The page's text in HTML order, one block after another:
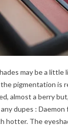
may be a little
pigmentation is
almost a berry
any dupes : Daemon
hotter. The